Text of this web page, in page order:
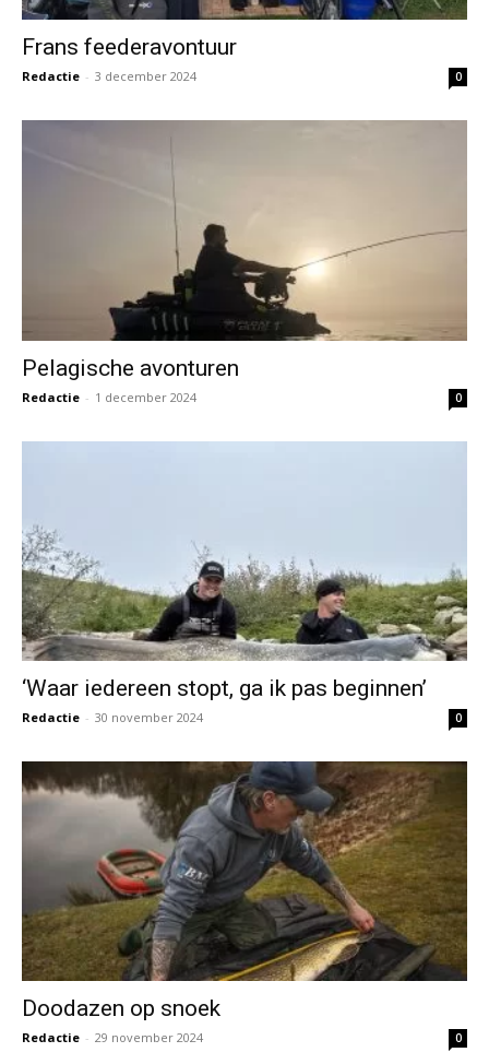
Frans feederavontuur
Redactie - 3 december 2024 0
Pelagische avonturen
Redactie - 1 december 2024 0
‘Waar iedereen stopt, ga ik pas beginnen’
Redactie - 30 november 2024 0
Doodazen op snoek
Redactie - 29 november 2024 0